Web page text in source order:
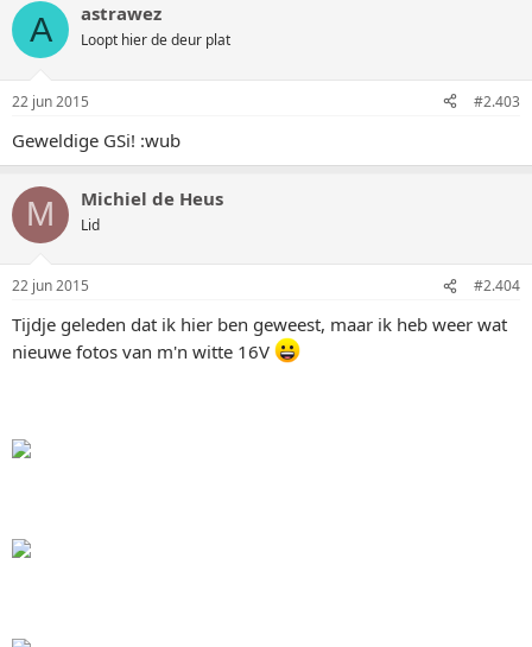
A astrawez
Loopt hier de deur plat
22 jun 2015 #2.403
Geweldige GSi! :wub
M Michiel de Heus
Lid
22 jun 2015 #2.404
Tijdje geleden dat ik hier ben geweest, maar ik heb weer wat
nieuwe fotos van m'n witte 16V